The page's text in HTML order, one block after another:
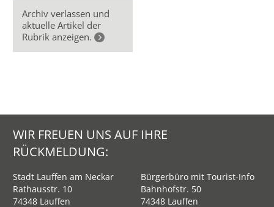
Archiv verlassen und
aktuelle Artikel der
Rubrik anzeigen.
WIR FREUEN UNS AUF IHRE
RÜCKMELDUNG:
Stadt Lauffen am Neckar
Rathausstr. 10
74348 Lauffen
Bürgerbüro mit Tourist-Info
Bahnhofstr. 50
74348 Lauffen